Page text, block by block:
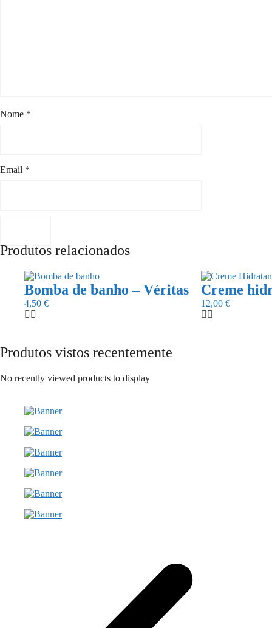
Nome *
Email *
Produtos relacionados
Bomba de banho – Véritas
4,50 €
Creme
12,00 €
Produtos vistos recentemente
No recently viewed products to display